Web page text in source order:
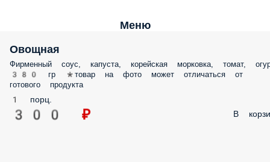
Меню
Овощная
Фирменный соус, капуста, корейская морковка, томат,
380 гр *товар на фото может отличаться от
готового продукта
1 порц.
300 ₽ В